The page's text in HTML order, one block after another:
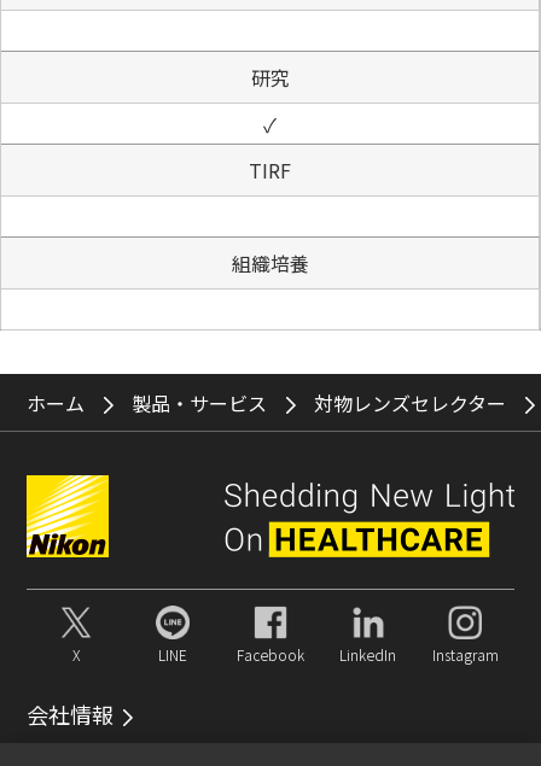
研究
✓
TIRF
組織培養
ホーム 製品・サービス 対物レンズセレクター
X LINE Facebook LinkedIn Instagram
会社情報